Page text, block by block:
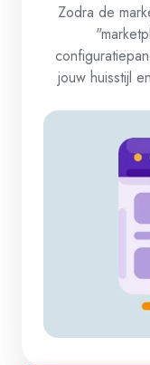
Zodra de
jouw huisstijl